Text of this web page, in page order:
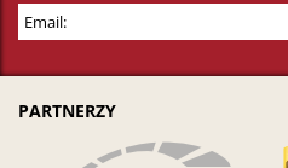
PARTNERZY